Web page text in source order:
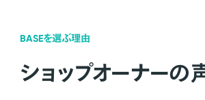
BASEを選ぶ理由
ショップオーナーの